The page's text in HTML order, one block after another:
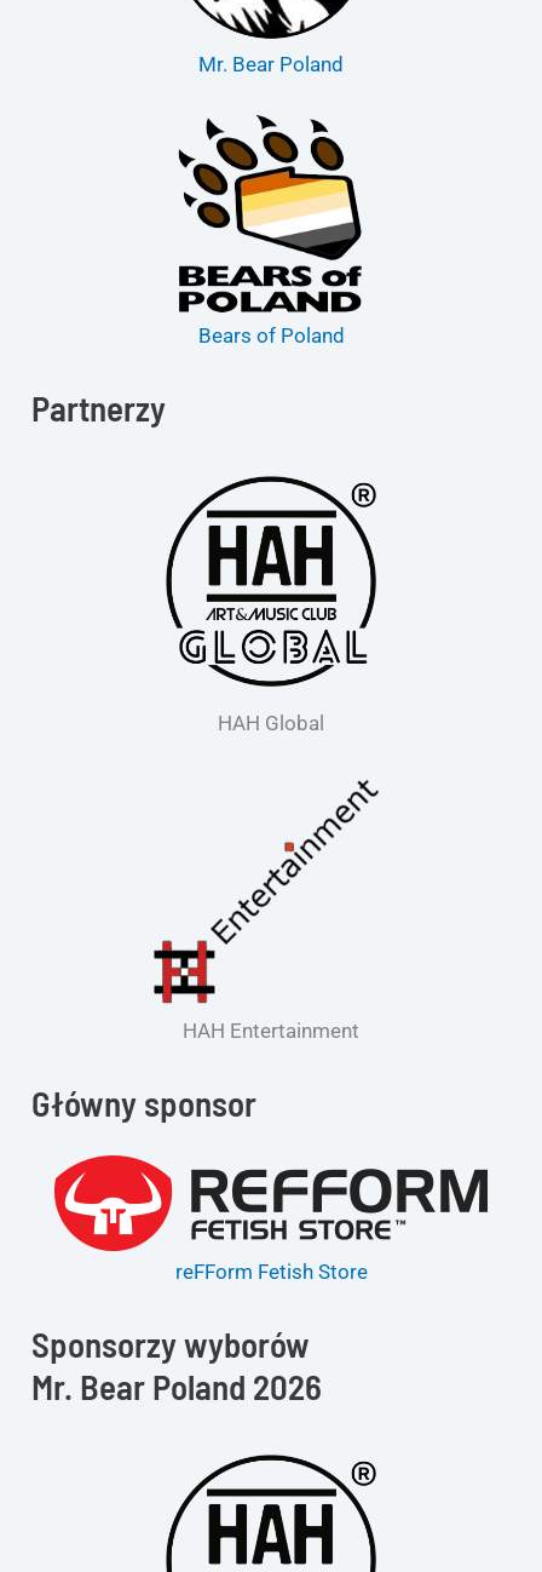
Mr. Bear Poland
Bears of Poland
Partnerzy
HAH Global
HAH Entertainment
Główny sponsor
reFForm Fetish Store
Sponsorzy wyborów
Mr. Bear Poland 2026